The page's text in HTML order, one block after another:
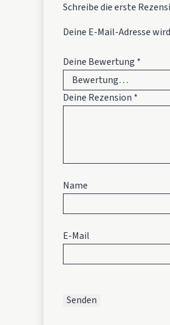
Schreibe die erste
Deine E-Mail-Adresse
Deine Bewertung *
Deine Rezension *
Name
E-Mail